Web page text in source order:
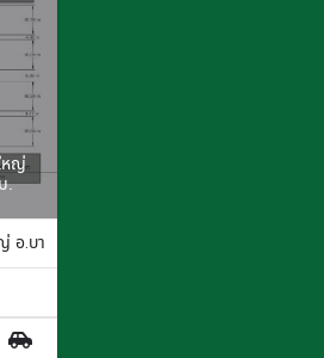
หญ่
.
อ.บางพลี จ.สมุทรปราการ 300 ตรม.